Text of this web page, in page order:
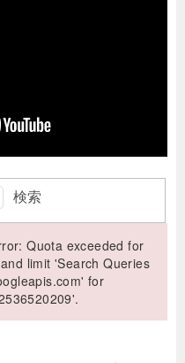
検索
Quota exceeded for
limit 'Search Queries
for